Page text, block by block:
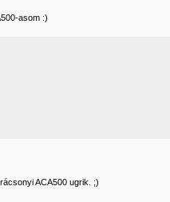
asom :)
ACA500 ugrik. ;)